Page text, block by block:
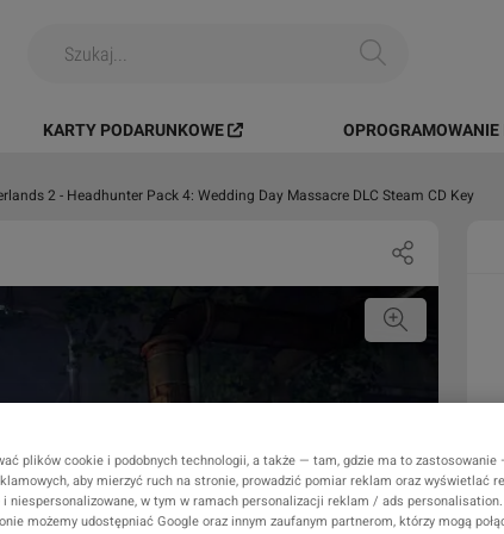
KARTY PODARUNKOWE
2 - Headhunter Pack 4: Wedding Day Massacre DLC Steam CD Key
plików cookie i podobnych technologii, a także — tam, gdzie ma to
aby mierzyć ruch na stronie, prowadzić pomiar reklam oraz wyświetlać
niespersonalizowane, w tym w ramach personalizacji reklam / ads personalisation.
możemy udostępniać Google oraz innym zaufanym partnerom, którzy mogą